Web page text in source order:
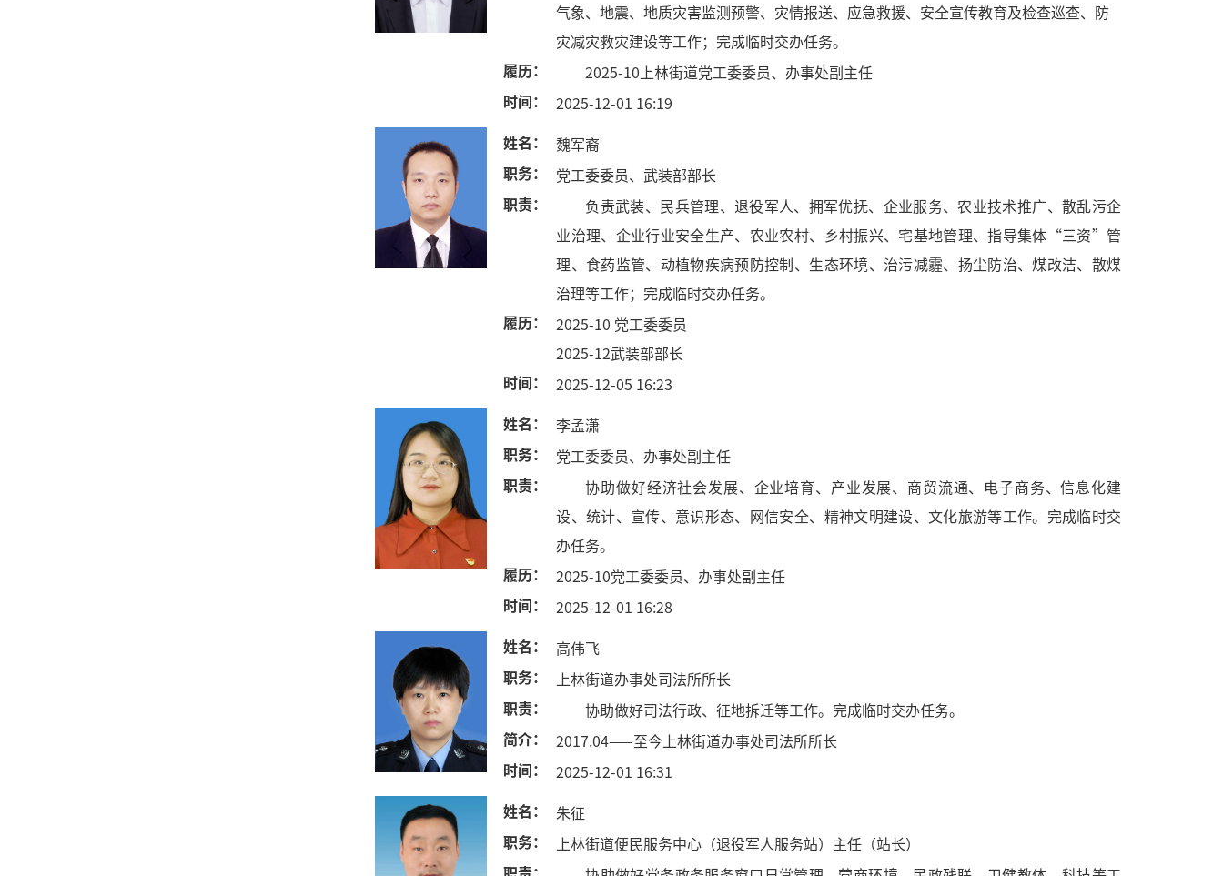
气象、地震、地质灾害监测预警、灾情报送、应急救援、安全宣传教育及检查巡查、防
灾减灾救灾建设等工作；完成临时交办任务。
履历：
2025-10上林街道党工委委员、办事处副主任
时间：
2025-12-01 16:19
姓名：
魏军裔
职务：
党工委委员、武装部部长
职责：
负责武装、民兵管理、退役军人、拥军优抚、企业服务、农业技术推广、散乱污企
业治理、企业行业安全生产、农业农村、乡村振兴、宅基地管理、指导集体“三资”管
理、食药监管、动植物疾病预防控制、生态环境、治污减霾、扬尘防治、煤改洁、散煤
治理等工作；完成临时交办任务。
履历：
2025-10 党工委委员
2025-12武装部部长
时间：
2025-12-05 16:23
姓名：
李孟潇
职务：
党工委委员、办事处副主任
职责：
协助做好经济社会发展、企业培育、产业发展、商贸流通、电子商务、信息化建
设、统计、宣传、意识形态、网信安全、精神文明建设、文化旅游等工作。完成临时交
办任务。
履历：
2025-10党工委委员、办事处副主任
时间：
2025-12-01 16:28
姓名：
高伟飞
职务：
上林街道办事处司法所所长
职责：
协助做好司法行政、征地拆迁等工作。完成临时交办任务。
简介：
2017.04——至今上林街道办事处司法所所长
时间：
2025-12-01 16:31
姓名：
朱征
职务：
上林街道便民服务中心（退役军人服务站）主任（站长）